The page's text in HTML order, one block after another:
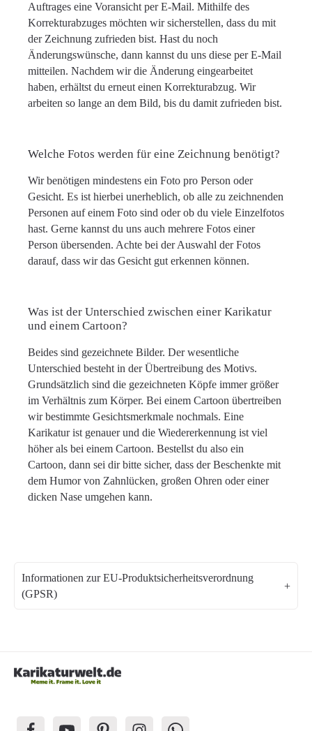
Auftrages eine Voransicht per E-Mail. Mithilfe des
Korrekturabzuges möchten wir sicherstellen, dass du mit
der Zeichnung zufrieden bist. Hast du noch
Änderungswünsche, dann kannst du uns diese per E-Mail
mitteilen. Nachdem wir die Änderung eingearbeitet
haben, erhältst du erneut einen Korrekturabzug. Wir
arbeiten so lange an dem Bild, bis du damit zufrieden bist.
Welche Fotos werden für eine Zeichnung benötigt?
Wir benötigen mindestens ein Foto pro Person oder
Gesicht. Es ist hierbei unerheblich, ob alle zu zeichnenden
Personen auf einem Foto sind oder ob du viele Einzelfotos
hast. Gerne kannst du uns auch mehrere Fotos einer
Person übersenden. Achte bei der Auswahl der Fotos
darauf, dass wir das Gesicht gut erkennen können.
Was ist der Unterschied zwischen einer Karikatur
und einem Cartoon?
Beides sind gezeichnete Bilder. Der wesentliche
Unterschied besteht in der Übertreibung des Motivs.
Grundsätzlich sind die gezeichneten Köpfe immer größer
im Verhältnis zum Körper. Bei einem Cartoon übertreiben
wir bestimmte Gesichtsmerkmale nochmals. Eine
Karikatur ist genauer und die Wiedererkennung ist viel
höher als bei einem Cartoon. Bestellst du also ein
Cartoon, dann sei dir bitte sicher, dass der Beschenkte mit
dem Humor von Zahnlücken, großen Ohren oder einer
dicken Nase umgehen kann.
Informationen zur EU-Produktsicherheitsverordnung
(GPSR)